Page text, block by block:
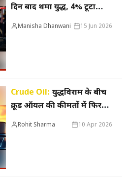
दिन बाद थमा युद्ध, 4% टूटा
कच्चा तेल; क्या सस्ता होगा
Manisha Dhanwani 15 Jun 2026
Crude Oil: युद्धविराम के बीच
क्रूड ऑयल की कीमतों में फिर
उछाल, 1 प्रतिशत की बढ़ोतरी
Rohit Sharma 10 Apr 2026